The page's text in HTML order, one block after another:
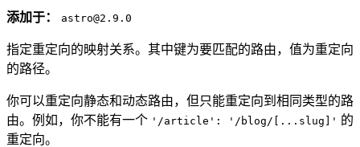
添加于： astro@2.9.0
指定重定向的映射关系。其中键为要匹配的路由，值为重定向
的路径。
你可以重定向静态和动态路由，但只能重定向到相同类型的路
由。例如，你不能有一个 '/article': '/blog/[...slug]' 的
重定向。